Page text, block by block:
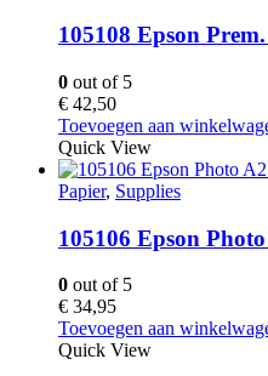
105108 Epson
0 out of 5
€ 42,50
Toevoegen aan
Quick View
Papier, Supplies
105106 Epson
0 out of 5
€ 34,95
Toevoegen aan
Quick View